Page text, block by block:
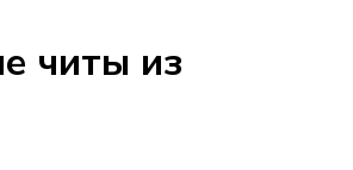
читы из